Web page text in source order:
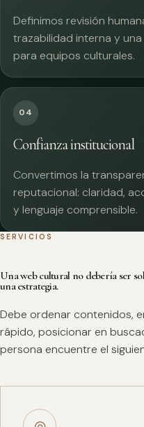
Definimos revisión
trazabilidad interna y
para equipos culturales.
04
Confianza institucional
Convertimos la
reputacional: claridad,
y lenguaje comprensible.
SERVICIOS
Una web cultural no debería ser
una estrategia.
Debe ordenar contenidos,
rápido, posicionar en
persona encuentre el